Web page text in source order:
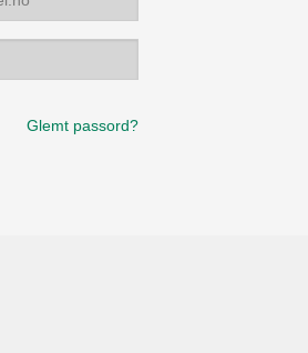
Glemt passord?